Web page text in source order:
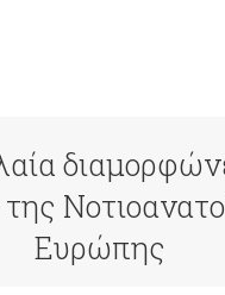
Ευρώπης